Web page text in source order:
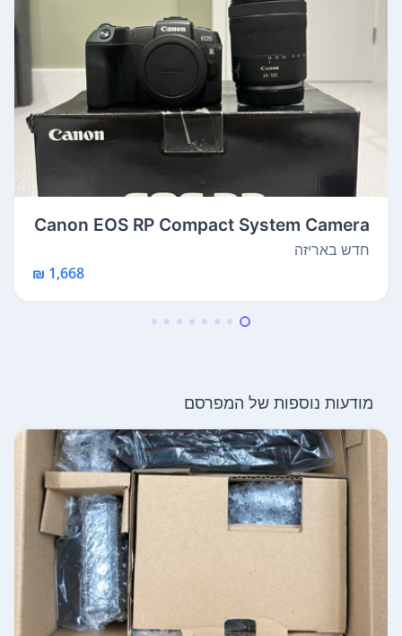
Canon EOS RP Compact System Camera
With ...
חדש באריזה
1,668 ₪
מודעות נוספות של המפרסם